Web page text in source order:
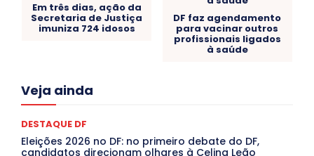
Em três dias, ação da
Secretaria de Justiça
imuniza 724 idosos
DF faz agendamento
para vacinar outros
profissionais ligados
à saúde
Veja ainda
Acre
Congressuanas & Esplanadumas
Covid-19
Crônica Política Crônicas
Cultura e Tal
DANÇA Dengue
Denuncia
DESTAQUE DF
Eleições 2026 no DF: no primeiro debate do DF,
candidatos direcionam olhares à Celina Leão